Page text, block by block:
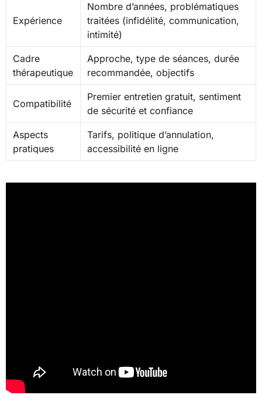
Expérience
Nombre d’années, problématiques
traitées (infidélité, communication,
intimité)
Cadre
thérapeutique
Approche, type de séances, durée
recommandée, objectifs
Compatibilité
Premier entretien gratuit, sentiment
de sécurité et confiance
Aspects
pratiques
Tarifs, politique d’annulation,
accessibilité en ligne